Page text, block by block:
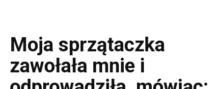
Moja sprzątaczka
zawołała mnie i